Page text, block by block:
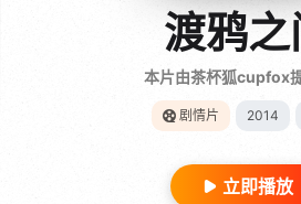
渡鸦之
本片由茶杯狐cupfox
剧情片 2014
立即播放